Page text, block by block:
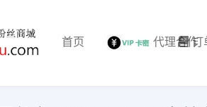
首页 代理合作订